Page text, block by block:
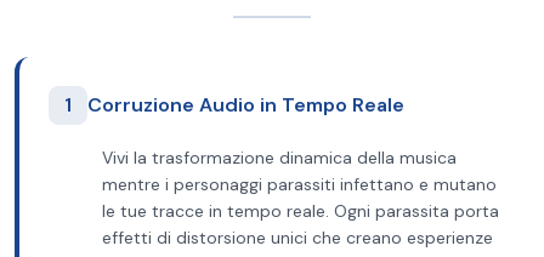
1 Corruzione Audio in Tempo Reale
Vivi la trasformazione dinamica della musica
mentre i personaggi parassiti infettano e mutano
le tue tracce in tempo reale. Ogni parassita porta
effetti di distorsione unici che creano esperienze